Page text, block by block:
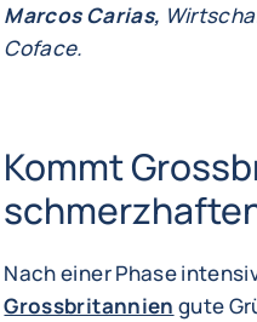
Marcos Carias,
Coface.
Kommt
Nach einer Phase
Grossbritannien gute